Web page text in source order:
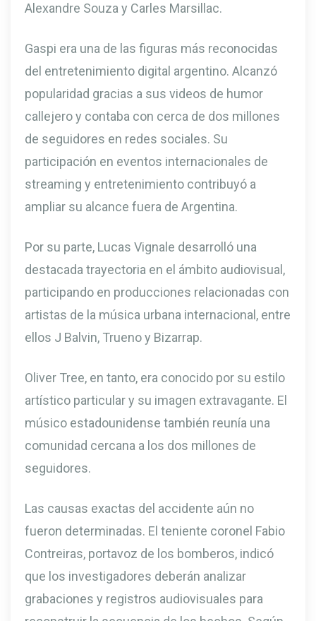
Alexandre Souza y Carles Marsillac.
Gaspi era una de las figuras más reconocidas
del entretenimiento digital argentino. Alcanzó
popularidad gracias a sus videos de humor
callejero y contaba con cerca de dos millones
de seguidores en redes sociales. Su
participación en eventos internacionales de
streaming y entretenimiento contribuyó a
ampliar su alcance fuera de Argentina.
Por su parte, Lucas Vignale desarrolló una
destacada trayectoria en el ámbito audiovisual,
participando en producciones relacionadas con
artistas de la música urbana internacional, entre
ellos J Balvin, Trueno y Bizarrap.
Oliver Tree, en tanto, era conocido por su estilo
artístico particular y su imagen extravagante. El
músico estadounidense también reunía una
comunidad cercana a los dos millones de
seguidores.
Las causas exactas del accidente aún no
fueron determinadas. El teniente coronel Fabio
Contreiras, portavoz de los bomberos, indicó
que los investigadores deberán analizar
grabaciones y registros audiovisuales para